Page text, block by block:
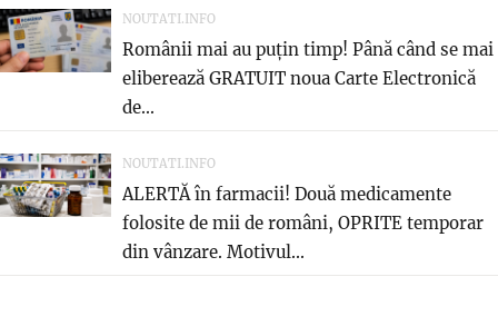
NOUTATI.INFO
Românii mai au puțin timp! Până când se mai
eliberează GRATUIT noua Carte Electronică
de...
NOUTATI.INFO
ALERTĂ în farmacii! Două medicamente
folosite de mii de români, OPRITE temporar
din vânzare. Motivul...